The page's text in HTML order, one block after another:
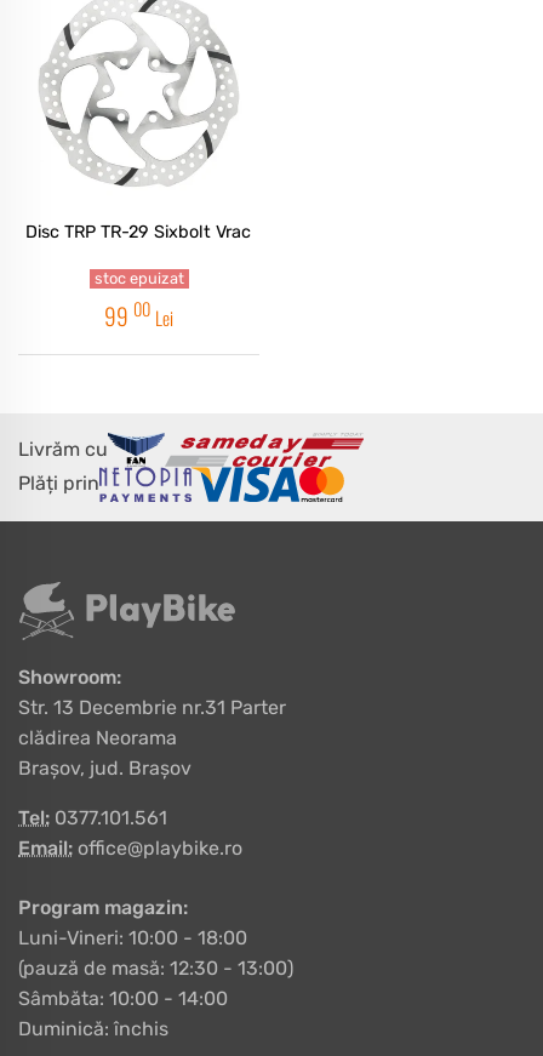
Disc TRP TR-29 Sixbolt Vrac
stoc epuizat
99 00 Lei
Livrăm cu
Plăți prin
Showroom:
Str. 13 Decembrie nr.31 Parter
clădirea Neorama
Brașov, jud. Brașov
Tel: 0377.101.561
Email: office@playbike.ro
Program magazin:
Luni-Vineri: 10:00 - 18:00
(pauză de masă: 12:30 - 13:00)
Sâmbăta: 10:00 - 14:00
Duminică: închis